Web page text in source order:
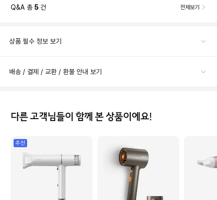
Q&A 총 5 건 전체보기
상품 필수 정보 보기
배송 / 결제 / 교환 / 환불 안내 보기
다른 고객님들이 함께 본 상품이에요!
추천